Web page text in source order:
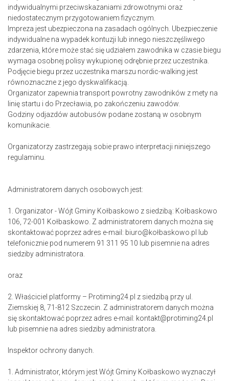
indywidualnymi przeciwskazaniami zdrowotnymi oraz
niedostatecznym przygotowaniem fizycznym.
Impreza jest ubezpieczona na zasadach ogólnych. Ubezpieczenie
indywidualne na wypadek kontuzji lub innego nieszczęśliwego
zdarzenia, które może stać się udziałem zawodnika w czasie biegu
wymaga osobnej polisy wykupionej odrębnie przez uczestnika.
Podjęcie biegu przez uczestnika marszu nordic-walking jest
równoznaczne z jego dyskwalifikacją.
Organizator zapewnia transport powrotny zawodników z mety na
linię startu i do Przecławia, po zakończeniu zawodów.
Godziny odjazdów autobusów podane zostaną w osobnym
komunikacie.
Organizatorzy zastrzegają sobie prawo interpretacji niniejszego
regulaminu.
Administratorem danych osobowych jest:
1. Organizator - Wójt Gminy Kołbaskowo z siedzibą: Kołbaskowo
106, 72-001 Kołbaskowo. Z administratorem danych można się
skontaktować poprzez adres e-mail: biuro@kołbaskowo.pl lub
telefonicznie pod numerem 91 311 95 10 lub pisemnie na adres
siedziby administratora.
oraz
2. Właściciel platformy – Protiming24.pl z siedzibą przy ul.
Ziemskiej 8, 71-812 Szczecin. Z administratorem danych można
się skontaktować poprzez adres e-mail: kontakt@protiming24.pl
lub pisemnie na adres siedziby administratora.
Inspektor ochrony danych.
1. Administrator, którym jest Wójt Gminy Kołbaskowo wyznaczył